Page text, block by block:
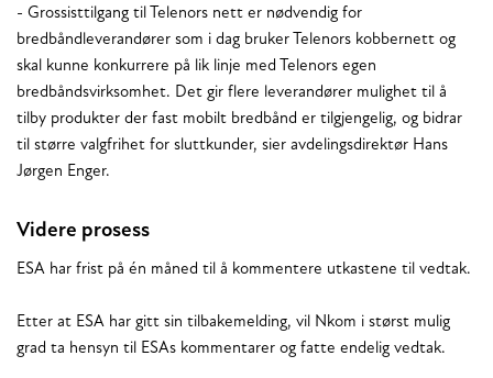
- Grossisttilgang til Telenors nett er nødvendig for
bredbåndleverandører som i dag bruker Telenors kobbernett og
skal kunne konkurrere på lik linje med Telenors egen
bredbåndsvirksomhet. Det gir flere leverandører mulighet til å
tilby produkter der fast mobilt bredbånd er tilgjengelig, og bidrar
til større valgfrihet for sluttkunder, sier avdelingsdirektør Hans
Jørgen Enger.
Videre prosess
ESA har frist på én måned til å kommentere utkastene til vedtak.
Etter at ESA har gitt sin tilbakemelding, vil Nkom i størst mulig
grad ta hensyn til ESAs kommentarer og fatte endelig vedtak.